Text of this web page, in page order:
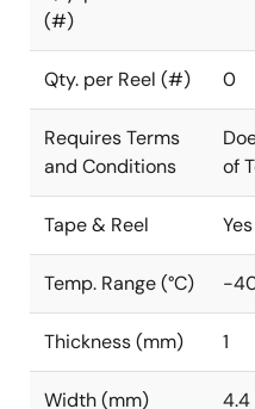
(#)
Qty. per Reel (#) 0
Requires Terms
and Conditions
of
Tape & Reel Yes
Temp. Range (°C) -
Thickness (mm) 1
Width (mm) 4.4